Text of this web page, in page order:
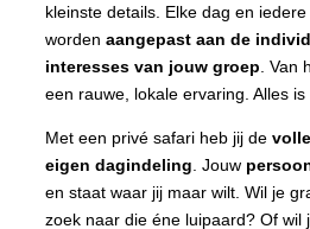
kleinste details. Elke dag en
worden aangepast aan de
interesses van jouw groep .
een rauwe, lokale ervaring. Alles is
Met een privé safari heb jij de
eigen dagindeling . Jouw
en staat waar jij maar wilt. Wil je
zoek naar die éne luipaard? Of wil